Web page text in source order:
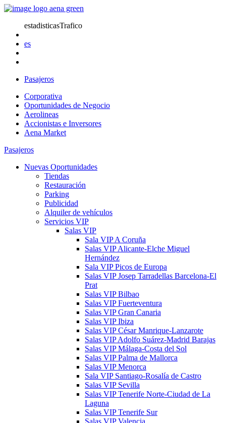
estadisticasTrafico
es
Pasajeros
Corporativa
Oportunidades de Negocio
Aerolineas
Accionistas e Inversores
Aena Market
Pasajeros
Nuevas Oportunidades
Tiendas
Restauración
Parking
Publicidad
Alquiler de vehículos
Servicios VIP
Salas VIP
Sala VIP A Coruña
Salas VIP Alicante-Elche Miguel
Hernández
Sala VIP Picos de Europa
Salas VIP Josep Tarradellas Barcelona-El
Prat
Salas VIP Bilbao
Salas VIP Fuerteventura
Salas VIP Gran Canaria
Salas VIP Ibiza
Salas VIP César Manrique-Lanzarote
Salas VIP Adolfo Suárez-Madrid Barajas
Salas VIP Málaga-Costa del Sol
Salas VIP Palma de Mallorca
Salas VIP Menorca
Sala VIP Santiago-Rosalía de Castro
Salas VIP Sevilla
Salas VIP Tenerife Norte-Ciudad de La
Laguna
Salas VIP Tenerife Sur
Salas VIP Valencia